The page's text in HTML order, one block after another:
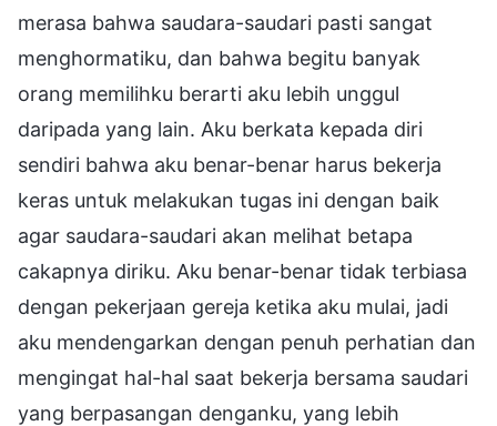
merasa bahwa saudara-saudari pasti sangat
menghormatiku, dan bahwa begitu banyak
orang memilihku berarti aku lebih unggul
daripada yang lain. Aku berkata kepada diri
sendiri bahwa aku benar-benar harus bekerja
keras untuk melakukan tugas ini dengan baik
agar saudara-saudari akan melihat betapa
cakapnya diriku. Aku benar-benar tidak terbiasa
dengan pekerjaan gereja ketika aku mulai, jadi
aku mendengarkan dengan penuh perhatian dan
mengingat hal-hal saat bekerja bersama saudari
yang berpasangan denganku, yang lebih